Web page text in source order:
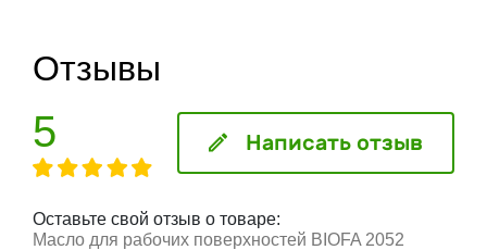
Отзывы
5 Написать отзыв
Оставьте свой отзыв о товаре:
Масло для рабочих поверхностей BIOFA 2052